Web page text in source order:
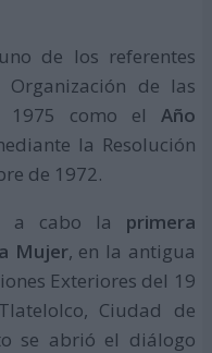
de los referentes
de las
1975 como el Año
la Resolución
de 1972.
a cabo la primera
Mujer, en la antigua
Exteriores del 19
Ciudad de
se abrió el diálogo